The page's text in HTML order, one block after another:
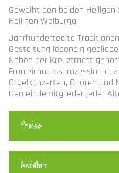
Geweiht den beiden
Heiligen Walburga.
Jahrhundertealte
Gestaltung lebendig
Neben der Kreuztracht
Fronleichnamsprozession
Orgelkonzerten, Chören und
Gemeindemitglieder jeder
Preise
Anfahrt